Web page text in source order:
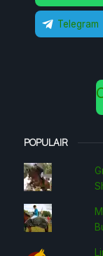
Telegram
POPULAIR